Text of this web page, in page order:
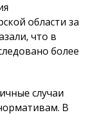
области за
что в
более
случаи
В